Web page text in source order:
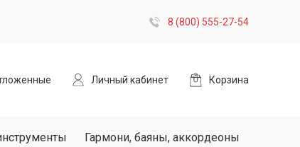
8 (800) 555-27-54
Личный кабинет Корзина
Гармони, баяны, аккордеоны